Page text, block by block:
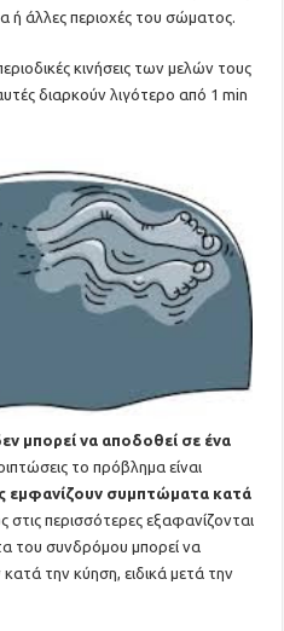
ή άλλες περιοχές του σώματος.
κινήσεις των μελών τους
διαρκούν λιγότερο από 1 min
μπορεί να αποδοθεί σε ένα
το πρόβλημα είναι
εμφανίζουν συμπτώματα κατά
στις περισσότερες εξαφανίζονται
του συνδρόμου μπορεί να
την κύηση, ειδικά μετά την